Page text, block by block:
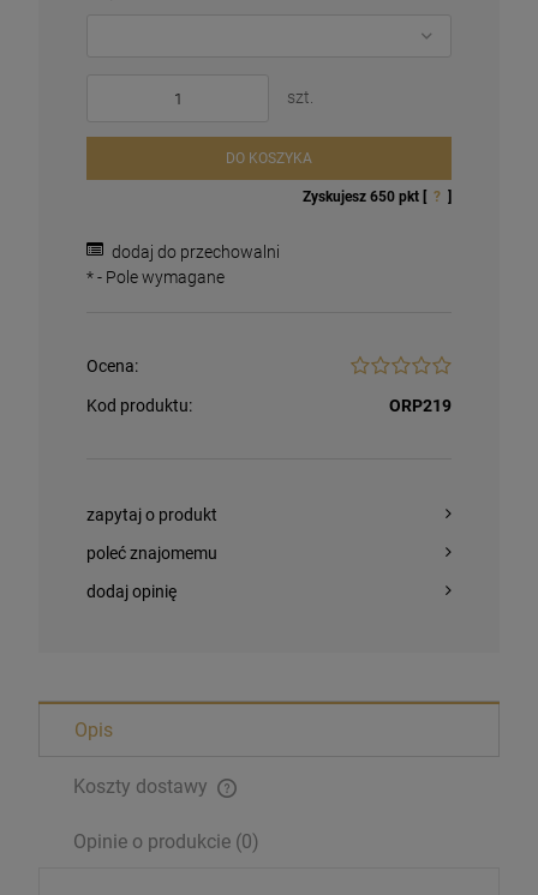
16,00 zł
szt.
DO KOSZYKA
Zyskujesz 650 pkt [ ? ]
dodaj do przechowalni
*- Pole wymagane
Ocena:
Kod produktu: ORP219
zapytaj o produkt
poleć znajomemu
dodaj opinię
Opis
Koszty dostawy
Opinie o produkcie (0)